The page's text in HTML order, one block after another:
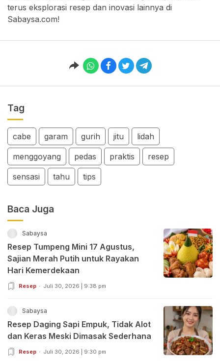
terus eksplorasi resep dan inovasi lainnya di
Sabaysa.com!
Tag
cabe garam gurih jitu lidah
menggoyang pedas praktis resep
sensasi tahu tips
Baca Juga
Sabaysa
Resep Tumpeng Mini 17 Agustus,
Sajian Merah Putih untuk Rayakan
Hari Kemerdekaan
Resep Juli 30, 2026 | 9:38 pm
Sabaysa
Resep Daging Sapi Empuk, Tidak Alot
dan Keras Meski Dimasak Sederhana
Resep Juli 30, 2026 | 9:30 pm